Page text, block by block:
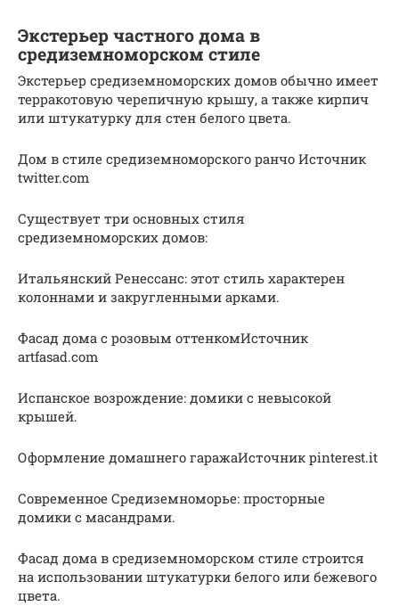
Экстерьер частного дома в
средиземноморском стиле
Экстерьер средиземноморских домов обычно имеет
терракотовую черепичную крышу, а также кирпич
или штукатурку для стен белого цвета.
Дом в стиле средиземноморского ранчо Источник
twitter.com
Существует три основных стиля
средиземноморских домов:
Итальянский Ренессанс: этот стиль характерен
колоннами и закругленными арками.
Фасад дома с розовым оттенкомИсточник
artfasad.com
Испанское возрождение: домики с невысокой
крышей.
Оформление домашнего гаражаИсточник pinterest.it
Современное Средиземноморье: просторные
домики с масандрами.
Фасад дома в средиземноморском стиле строится
на использовании штукатурки белого или бежевого
цвета.